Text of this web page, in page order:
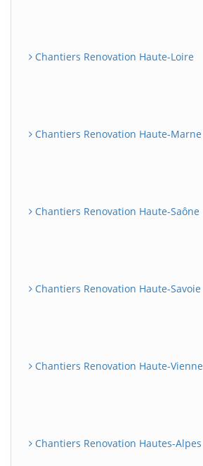
Chantiers Renovation Haute-Loire
Chantiers Renovation Haute-Marne
Chantiers Renovation Haute-Saône
Chantiers Renovation Haute-Savoie
Chantiers Renovation Haute-Vienne
Chantiers Renovation Hautes-Alpes